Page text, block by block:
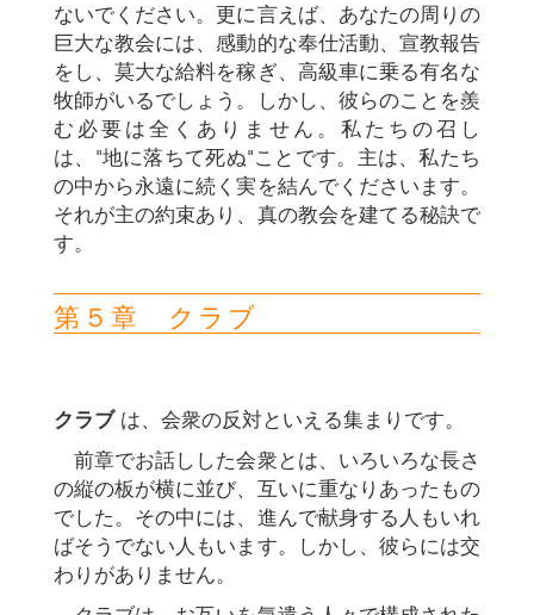
ないでください。更に言えば、あなたの周りの
巨大な教会には、感動的な奉仕活動、宣教報告
をし、莫大な給料を稼ぎ、高級車に乗る有名な
牧師がいるでしょう。しかし、彼らのことを羨
む必要は全くありません。私たちの召し
は、"地に落ちて死ぬ"ことです。主は、私たち
の中から永遠に続く実を結んでくださいます。
それが主の約束あり、真の教会を建てる秘訣で
す。
第５章 クラブ
クラブは、会衆の反対といえる集まりです。
前章でお話しした会衆とは、いろいろな長さ
の縦の板が横に並び、互いに重なりあったもの
でした。その中には、進んで献身する人もいれ
ばそうでない人もいます。しかし、彼らには交
わりがありません。